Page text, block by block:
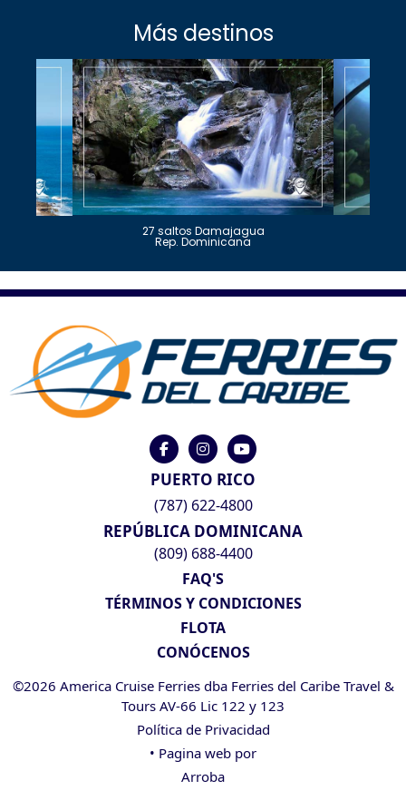
Más destinos
27 saltos Damajagua
Rep. Dominicana
PUERTO RICO
(787) 622-4800
REPÚBLICA DOMINICANA
(809) 688-4400
FAQ'S
TÉRMINOS Y CONDICIONES
FLOTA
CONÓCENOS
©2026 America Cruise Ferries dba Ferries del Caribe Travel &
Tours AV-66 Lic 122 y 123
Política de Privacidad
• Pagina web por
Arroba